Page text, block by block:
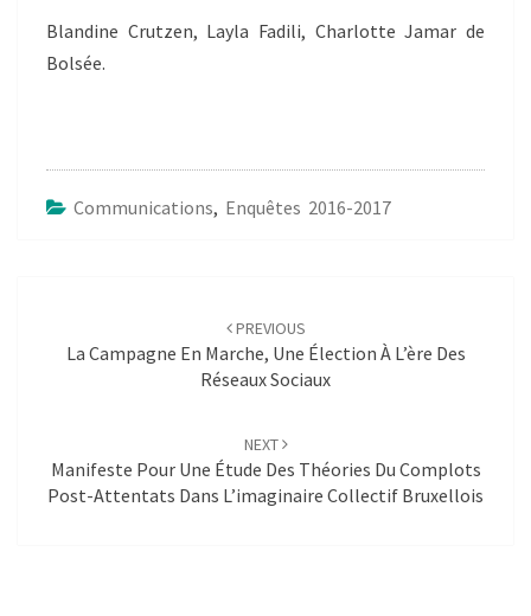
Blandine Crutzen, Layla Fadili, Charlotte Jamar de
Bolsée.
Communications, Enquêtes 2016-2017
PREVIOUS
La Campagne En Marche, Une Élection À L’ère Des
Réseaux Sociaux
NEXT
Manifeste Pour Une Étude Des Théories Du Complots
Post-Attentats Dans L’imaginaire Collectif Bruxellois